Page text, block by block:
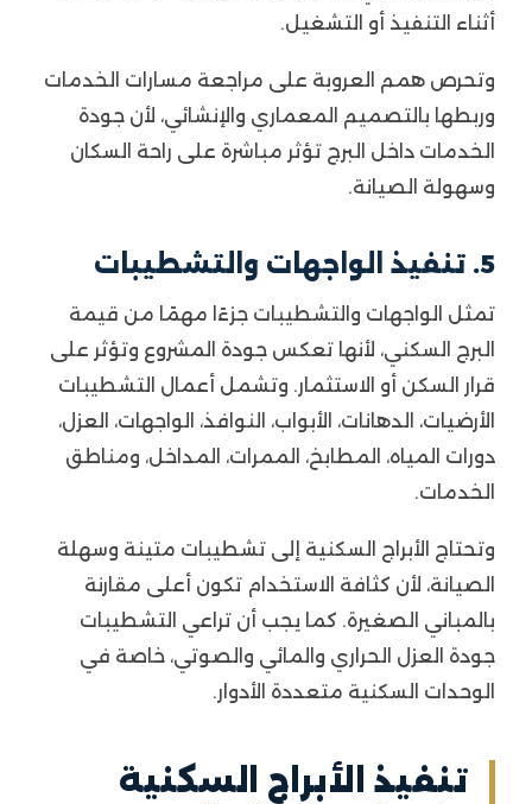
أثناء التنفيذ أو التشغيل.
وتحرص همم العروبة على مراجعة مسارات الخدمات
وربطها بالتصميم المعماري والإنشائي، لأن جودة
الخدمات داخل البرج تؤثر مباشرة على راحة السكان
وسهولة الصيانة.
5. تنفيذ الواجهات والتشطيبات
تمثل الواجهات والتشطيبات جزءًا مهمًا من قيمة
البرج السكني، لأنها تعكس جودة المشروع وتؤثر على
قرار السكن أو الاستثمار. وتشمل أعمال التشطيبات
الأرضيات، الدهانات، الأبواب، النوافذ، الواجهات، العزل،
دورات المياه، المطابخ، الممرات، المداخل، ومناطق
الخدمات.
وتحتاج الأبراج السكنية إلى تشطيبات متينة وسهلة
الصيانة، لأن كثافة الاستخدام تكون أعلى مقارنة
بالمباني الصغيرة. كما يجب أن تراعي التشطيبات
جودة العزل الحراري والمائي والصوتي، خاصة في
الوحدات السكنية متعددة الأدوار.
تنفيذ الأبراج السكنية